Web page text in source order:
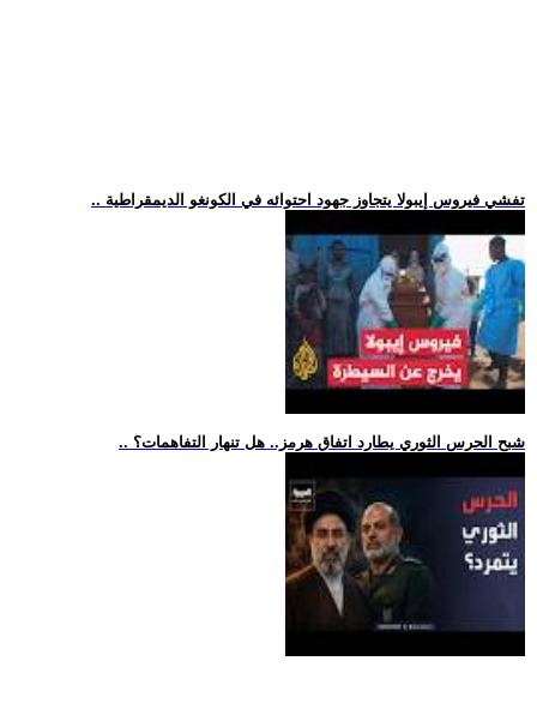
.. تفشي فيروس إيبولا يتجاوز جهود احتوائه في الكونغو الديمقراطية
.. شبح الحرس الثوري يطارد اتفاق هرمز.. هل تنهار التفاهمات؟